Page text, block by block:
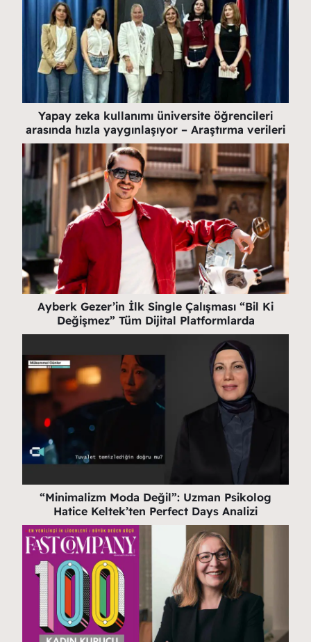
Yapay zeka kullanımı üniversite öğrencileri
arasında hızla yaygınlaşıyor – Araştırma verileri
Ayberk Gezer’in İlk Single Çalışması “Bil Ki
Değişmez” Tüm Dijital Platformlarda
“Minimalizm Moda Değil”: Uzman Psikolog
Hatice Keltek’ten Perfect Days Analizi